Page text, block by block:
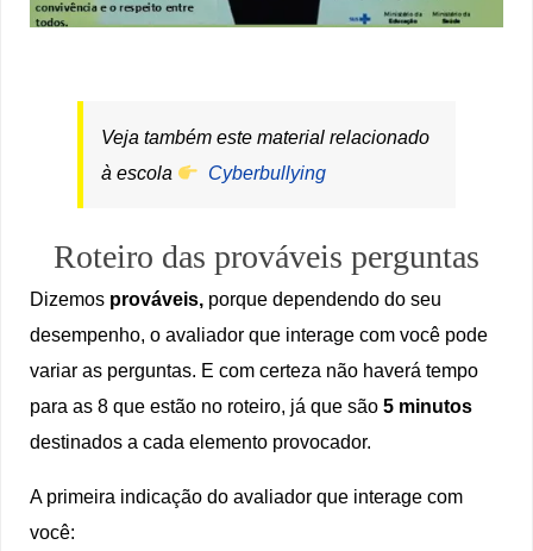
Veja também este material relacionado
à escola
Cyberbullying
Roteiro das prováveis perguntas
Dizemos prováveis, porque dependendo do seu
desempenho, o avaliador que interage com você pode
variar as perguntas. E com certeza não haverá tempo
para as 8 que estão no roteiro, já que são5 minutos
destinados a cada elemento provocador.
A primeira indicação do avaliador que interage com
você: